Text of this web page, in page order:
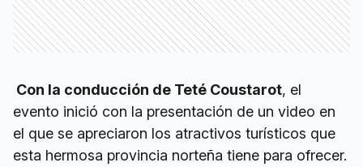
Con la conducción de Teté Coustarot, el
evento inició con la presentación de un video en
el que se apreciaron los atractivos turísticos que
esta hermosa provincia norteña tiene para ofrecer.